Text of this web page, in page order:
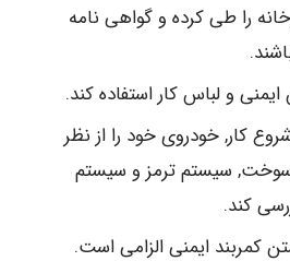
را طی کرده و گواهی نامه
ایمنی و لباس کار استفاده کند.
شروع کار, خودروی خود را از نظر
سیستم ترمز و سیستم
کند.
کمربند ایمنی الزامی است.